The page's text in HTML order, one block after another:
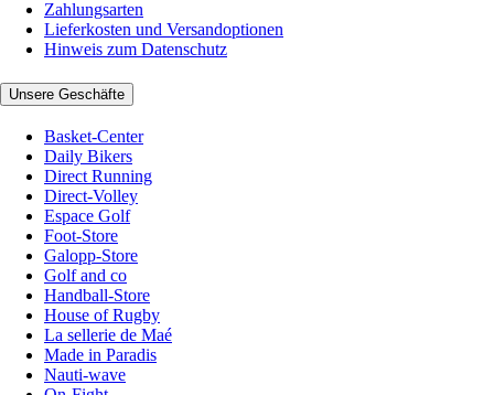
Zahlungsarten
Lieferkosten und Versandoptionen
Hinweis zum Datenschutz
Unsere Geschäfte
Basket-Center
Daily Bikers
Direct Running
Direct-Volley
Espace Golf
Foot-Store
Galopp-Store
Golf and co
Handball-Store
House of Rugby
La sellerie de Maé
Made in Paradis
Nauti-wave